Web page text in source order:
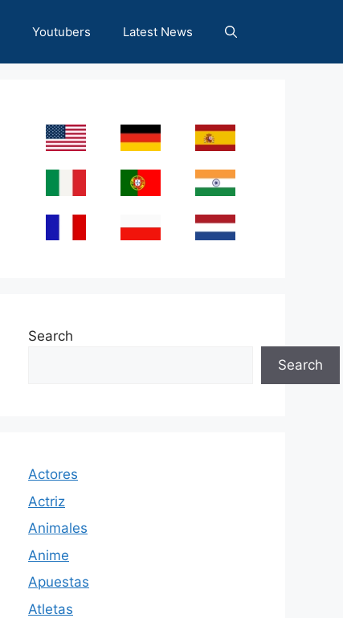
Youtubers Latest News
Search
Search
Actores
Actriz
Animales
Anime
Apuestas
Atletas